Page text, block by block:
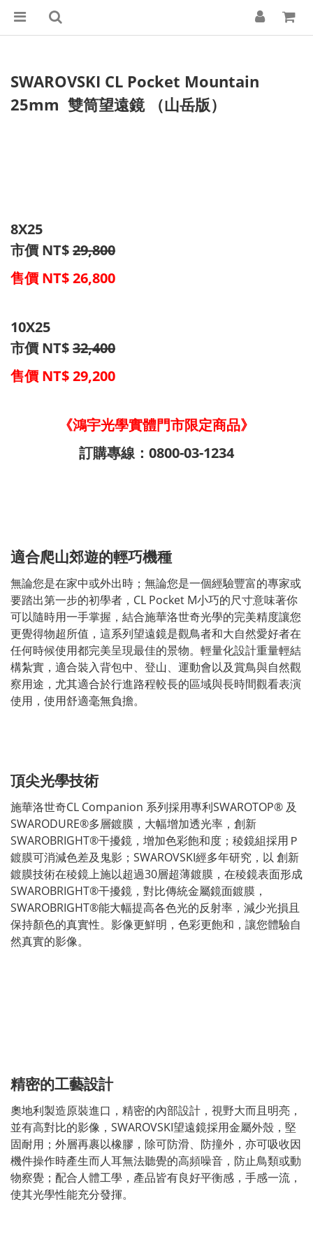
SWAROVSKI CL Pocket Mountain
25mm 雙筒望遠鏡 （山岳版）
8X25
市價 NT$29,800
售價 NT$ 26,800
10X25
市價 NT$32,400
售價 NT$ 29,200
《鴻宇光學實體門市限定商品》
訂購專線：0800-03-1234
適合爬山郊遊的輕巧機種
無論您是在家中或外出時；無論您是一個經驗豐富的專家或
要踏出第一步的初學者，CL Pocket M小巧的尺寸意味著你
可以隨時用一手掌握，結合施華洛世奇光學的完美精度讓您
更覺得物超所值，這系列望遠鏡是觀鳥者和大自然愛好者在
任何時候使用都完美呈現最佳的景物。輕量化設計重量輕結
構紮實，適合裝入背包中、登山、運動會以及賞鳥與自然觀
察用途，尤其適合於行進路程較長的區域與長時間觀看表演
使用，使用舒適毫無負擔。
頂尖光學技術
施華洛世奇CL Companion 系列採用專利SWAROTOP® 及
SWARODURE®多層鍍膜，大幅增加透光率，創新
SWAROBRIGHT®干擾鏡，增加色彩飽和度；稜鏡組採用Ｐ
鍍膜可消減色差及鬼影；SWAROVSKI經多年研究，以 創新
鍍膜技術在稜鏡上施以超過30層超薄鍍膜，在稜鏡表面形成
SWAROBRIGHT®干擾鏡，對比傳統金屬鏡面鍍膜，
SWAROBRIGHT®能大幅提高各色光的反射率，減少光損且
保持顏色的真實性。影像更鮮明，色彩更飽和，讓您體驗自
然真實的影像。
精密的工藝設計
奧地利製造原裝進口，精密的內部設計，視野大而且明亮，
並有高對比的影像，SWAROVSKI望遠鏡採用金屬外殼，堅
固耐用；外層再裹以橡膠，除可防滑、防撞外，亦可吸收因
機件操作時產生而人耳無法聽覺的高頻噪音，防止鳥類或動
物察覺；配合人體工學，產品皆有良好平衡感，手感一流，
使其光學性能充分發揮。